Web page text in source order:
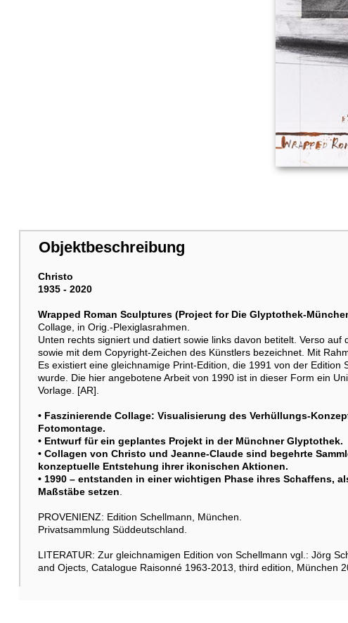
Objektbeschreibung
Christo
1935 - 2020
Wrapped Roman Sculptures (Project for Die Glyptothek-
Collage, in Orig.-Plexiglasrahmen.
Unten rechts signiert und datiert sowie links davon betitelt. Verso
sowie mit dem Copyright-Zeichen des Künstlers bezeichnet. Mit
Es existiert eine gleichnamige Print-Edition, die 1991 von der Edition
wurde. Die hier angebotene Arbeit von 1990 ist in dieser Form ein
Vorlage. [AR].
• Faszinierende Collage: Visualisierung des Verhüllungs-
Fotomontage.
• Entwurf für ein geplantes Projekt in der Münchner Glyptothek.
• Collagen von Christo und Jeanne-Claude sind begehrte
konzeptuelle Entstehung ihrer ikonischen Aktionen.
• 1990 – entstanden in einer wichtigen Phase ihres Schaffens,
Maßstäbe setzen.
PROVENIENZ: Edition Schellmann, München.
Privatsammlung Süddeutschland.
LITERATUR: Zur gleichnamigen Edition von Schellmann vgl.: Jörg
and Ojects, Catalogue Raisonné 1963-2013, third edition, München